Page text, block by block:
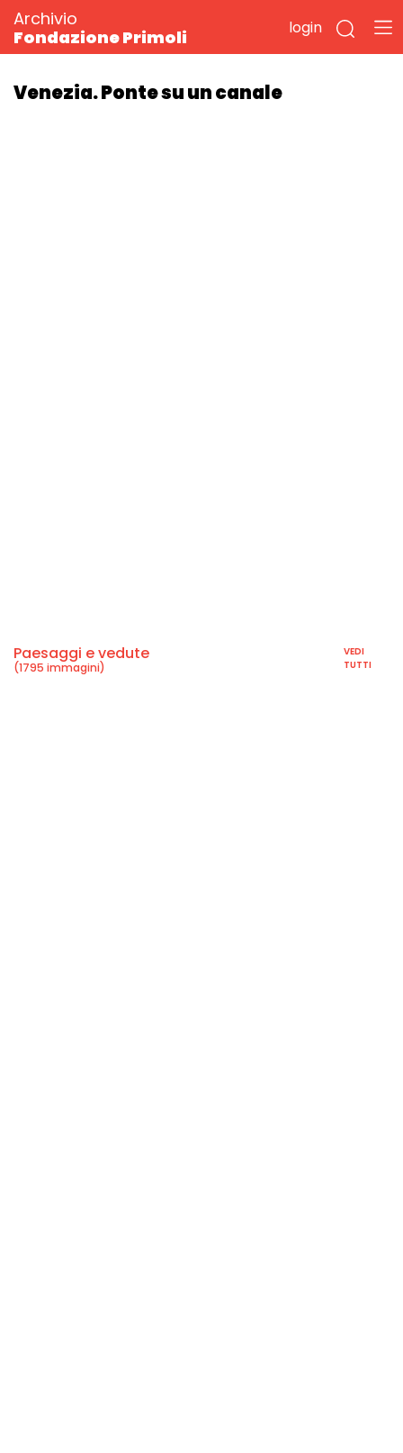
Archivio
Fondazione Primoli
login
Venezia. Ponte su un canale
Paesaggi e vedute
(1795 immagini)
VEDI
TUTTI